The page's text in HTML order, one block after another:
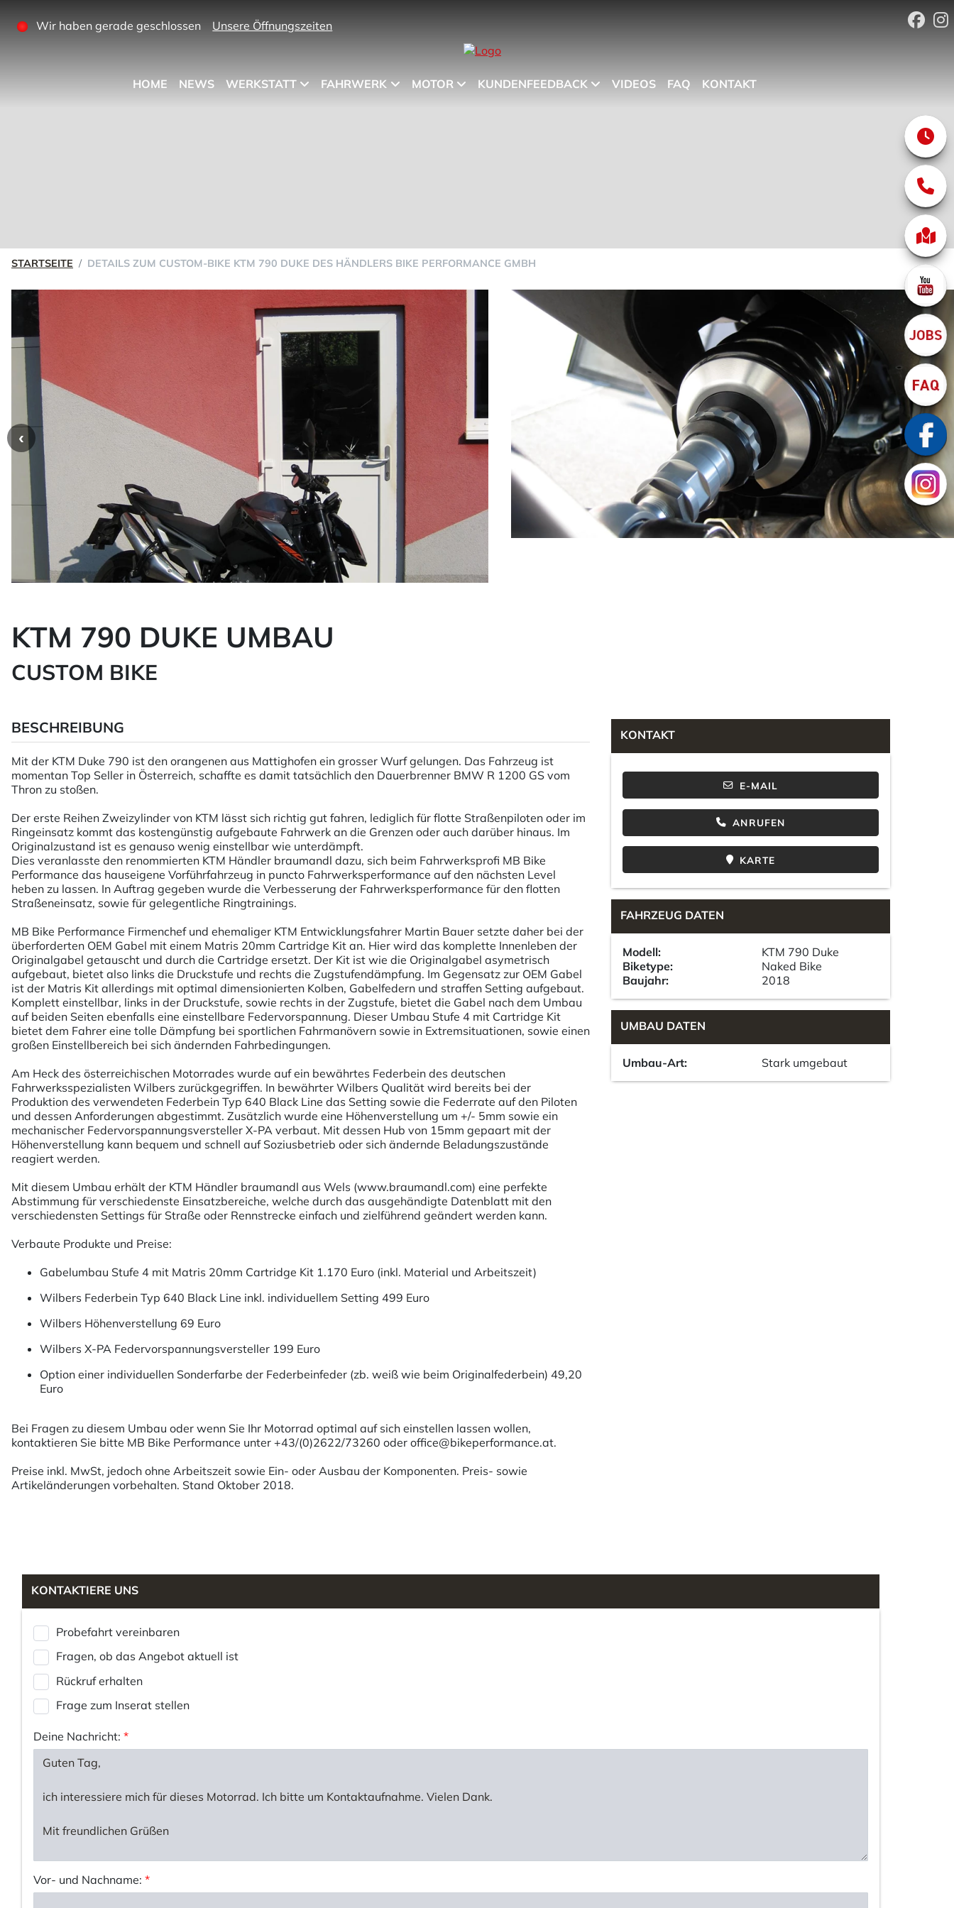
Wir haben gerade geschlossen Unsere Öffnungszeiten
HOME NEWS WERKSTATT FAHRWERK MOTOR KUNDENFEEDBACK VIDEOS FAQ KONTAKT
STARTSEITE DETAILS ZUM CUSTOM-BIKE KTM 790 DUKE DES HÄNDLERS BIKE PERFORMANCE GMBH
KTM 790 DUKE UMBAU
CUSTOM BIKE
BESCHREIBUNG
Mit der KTM Duke 790 ist den orangenen aus Mattighofen ein grosser Wurf gelungen. Das Fahrzeug ist
momentan Top Seller in Österreich, schaffte es damit tatsächlich den Dauerbrenner BMW R 1200 GS vom
Thron zu stoßen.
Der erste Reihen Zweizylinder von KTM lässt sich richtig gut fahren, lediglich für flotte Straßenpiloten oder im
Ringeinsatz kommt das kostengünstig aufgebaute Fahrwerk an die Grenzen oder auch darüber hinaus. Im
Originalzustand ist es genauso wenig einstellbar wie unterdämpft.
Dies veranlasste den renommierten KTM Händler braumandl dazu, sich beim Fahrwerksprofi MB Bike
Performance das hauseigene Vorführfahrzeug in puncto Fahrwerksperformance auf den nächsten Level
heben zu lassen. In Auftrag gegeben wurde die Verbesserung der Fahrwerksperformance für den flotten
Straßeneinsatz, sowie für gelegentliche Ringtrainings.
MB Bike Performance Firmenchef und ehemaliger KTM Entwicklungsfahrer Martin Bauer setzte daher bei der
überforderten OEM Gabel mit einem Matris 20mm Cartridge Kit an. Hier wird das komplette Innenleben der
Originalgabel getauscht und durch die Cartridge ersetzt. Der Kit ist wie die Originalgabel asymetrisch
aufgebaut, bietet also links die Druckstufe und rechts die Zugstufendämpfung. Im Gegensatz zur OEM Gabel
ist der Matris Kit allerdings mit optimal dimensionierten Kolben, Gabelfedern und straffen Setting aufgebaut.
Komplett einstellbar, links in der Druckstufe, sowie rechts in der Zugstufe, bietet die Gabel nach dem Umbau
auf beiden Seiten ebenfalls eine einstellbare Federvorspannung. Dieser Umbau Stufe 4 mit Cartridge Kit
bietet dem Fahrer eine tolle Dämpfung bei sportlichen Fahrmanövern sowie in Extremsituationen, sowie einen
großen Einstellbereich bei sich ändernden Fahrbedingungen.
Am Heck des österreichischen Motorrades wurde auf ein bewährtes Federbein des deutschen
Fahrwerksspezialisten Wilbers zurückgegriffen. In bewährter Wilbers Qualität wird bereits bei der
Produktion des verwendeten Federbein Typ 640 Black Line das Setting sowie die Federrate auf den Piloten
und dessen Anforderungen abgestimmt. Zusätzlich wurde eine Höhenverstellung um +/- 5mm sowie ein
mechanischer Federvorspannungsversteller X-PA verbaut. Mit dessen Hub von 15mm gepaart mit der
Höhenverstellung kann bequem und schnell auf Soziusbetrieb oder sich ändernde Beladungszustände
reagiert werden.
Mit diesem Umbau erhält der KTM Händler braumandl aus Wels (www.braumandl.com) eine perfekte
Abstimmung für verschiedenste Einsatzbereiche, welche durch das ausgehändigte Datenblatt mit den
verschiedensten Settings für Straße oder Rennstrecke einfach und zielführend geändert werden kann.
Verbaute Produkte und Preise:
Gabelumbau Stufe 4 mit Matris 20mm Cartridge Kit 1.170 Euro (inkl. Material und Arbeitszeit)
Wilbers Federbein Typ 640 Black Line inkl. individuellem Setting 499 Euro
Wilbers Höhenverstellung 69 Euro
Wilbers X-PA Federvorspannungsversteller 199 Euro
Option einer individuellen Sonderfarbe der Federbeinfeder (zb. weiß wie beim Originalfederbein) 49,20
Euro
Bei Fragen zu diesem Umbau oder wenn Sie Ihr Motorrad optimal auf sich einstellen lassen wollen,
kontaktieren Sie bitte MB Bike Performance unter +43/(0)2622/73260 oder office@bikeperformance.at.
Preise inkl. MwSt, jedoch ohne Arbeitszeit sowie Ein- oder Ausbau der Komponenten. Preis- sowie
Artikeländerungen vorbehalten. Stand Oktober 2018.
KONTAKT
E-MAIL
ANRUFEN
KARTE
FAHRZEUG DATEN
Modell:
KTM 790 Duke
Biketype:
Naked Bike
Baujahr:
2018
UMBAU DATEN
Umbau-Art: Stark umgebaut
KONTAKTIERE UNS
Probefahrt vereinbaren
Fragen, ob das Angebot aktuell ist
Rückruf erhalten
Frage zum Inserat stellen
Deine Nachricht: *
Vor- und Nachname: *